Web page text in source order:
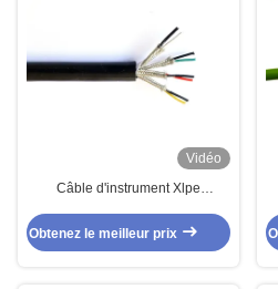
Vidéo
Câble d'instrument Xlpe
Obtenez le meilleur prix